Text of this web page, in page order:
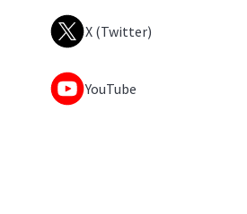
X (Twitter)
YouTube